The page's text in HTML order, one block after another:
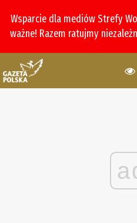
Wsparcie dla mediów Strefy
ważne! Razem ratujmy